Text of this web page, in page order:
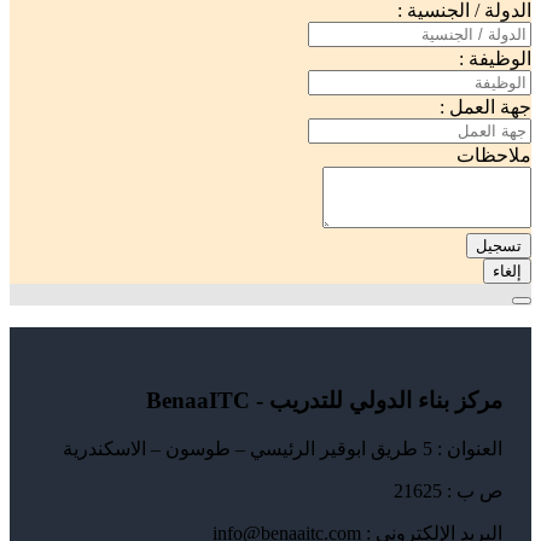
الدولة / الجنسية :
الوظيفة :
جهة العمل :
ملاحظات
تسجيل
إلغاء
مركز بناء الدولي للتدريب - BenaaITC
العنوان : 5 طريق ابوقير الرئيسي – طوسون – الاسكندرية
ص ب : 21625
البريد الإلكتروني : info@benaaitc.com